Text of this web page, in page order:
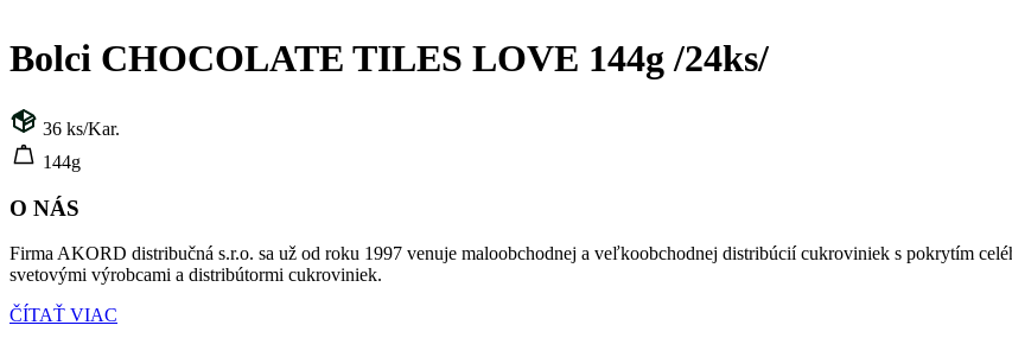
Bolci CHOCOLATE TILES LOVE 144g /24ks/
36 ks/Kar.
144g
O NÁS
Firma AKORD distribučná s.r.o. sa už od roku 1997 venuje maloobchodnej a veľkoobchodnej distribúcií cukroviniek s pokrytím
svetovými výrobcami a distribútormi cukroviniek.
ČÍTAŤ VIAC